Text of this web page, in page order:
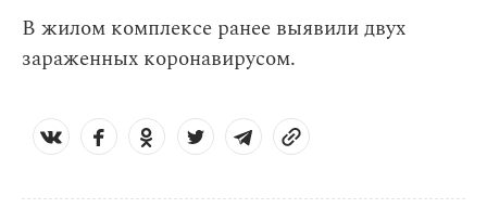
В жилом комплексе ранее выявили двух
зараженных коронавирусом.